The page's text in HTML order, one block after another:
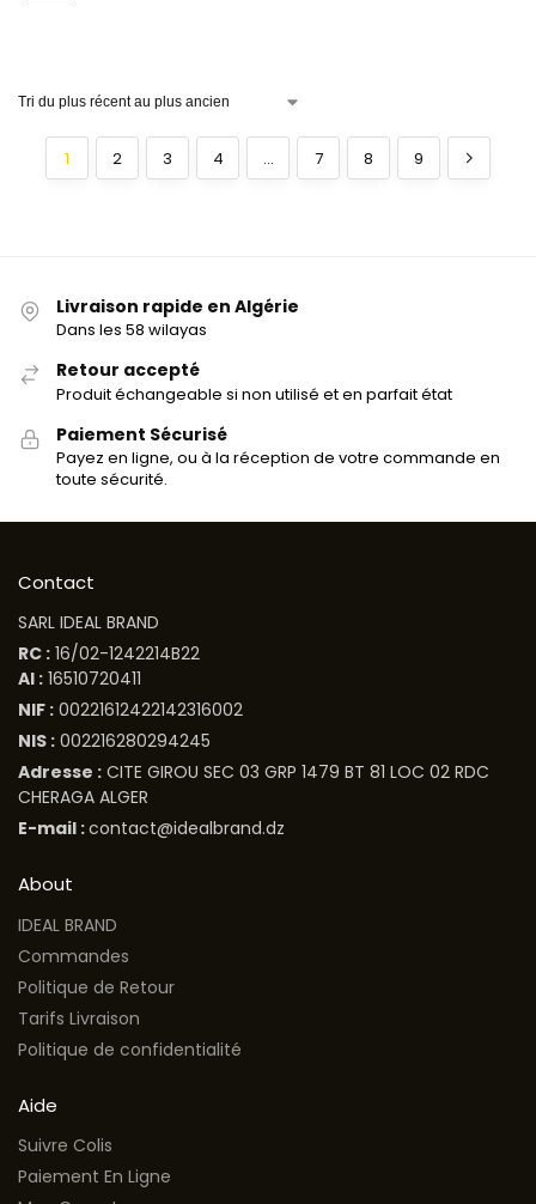
1 2 3 4 … 7 8 9
Livraison rapide en Algérie
Dans les 58 wilayas
Retour accepté
Produit échangeable si non utilisé et en parfait état
Paiement Sécurisé
Payez en ligne, ou à la réception de votre commande en
toute sécurité.
Contact
SARL IDEAL BRAND
RC : 16/02-1242214B22
AI : 16510720411
NIF : 00221612422142316002
NIS : 002216280294245
Adresse : CITE GIROU SEC 03 GRP 1479 BT 81 LOC 02 RDC
CHERAGA ALGER
E-mail :contact@idealbrand.dz
About
IDEAL BRAND
Commandes
Politique de Retour
Tarifs Livraison
Politique de confidentialité
Aide
Suivre Colis
Paiement En Ligne